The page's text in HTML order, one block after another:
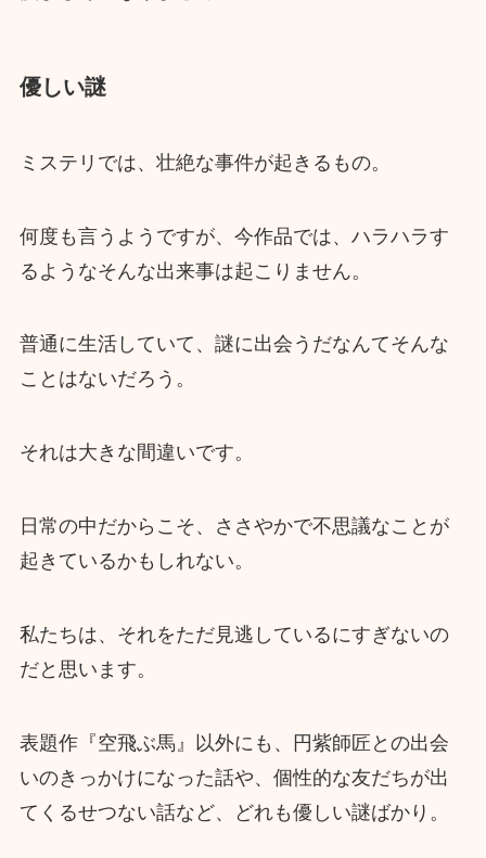
優しい謎
ミステリでは、壮絶な事件が起きるもの。
何度も言うようですが、今作品では、ハラハラす
るようなそんな出来事は起こりません。
普通に生活していて、謎に出会うだなんてそんな
ことはないだろう。
それは大きな間違いです。
日常の中だからこそ、ささやかで不思議なことが
起きているかもしれない。
私たちは、それをただ見逃しているにすぎないの
だと思います。
表題作『空飛ぶ馬』以外にも、円紫師匠との出会
いのきっかけになった話や、個性的な友だちが出
てくるせつない話など、どれも優しい謎ばかり。